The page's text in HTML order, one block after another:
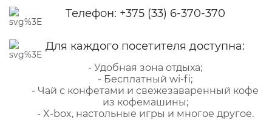
Телефон: +375 (33) 6-370-370
Для каждого посетителя доступна:
- Удобная зона отдыха;
- Бесплатный wi-fi;
- Чай с конфетами и свежезаваренный кофе
из кофемашины;
- X-box, настольные игры и многое другое.